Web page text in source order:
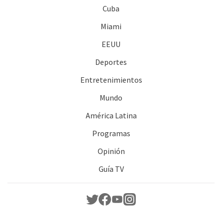
Cuba
Miami
EEUU
Deportes
Entretenimientos
Mundo
América Latina
Programas
Opinión
Guía TV